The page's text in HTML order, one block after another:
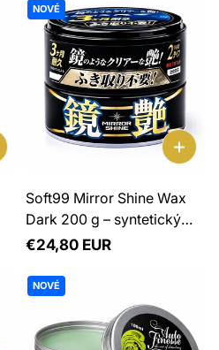
NOVÉ
Soft99 Mirror Shine Wax
Dark 200 g – syntetický
vosk na tmavé laky
Normálna
€24,80 EUR
NOVÉ